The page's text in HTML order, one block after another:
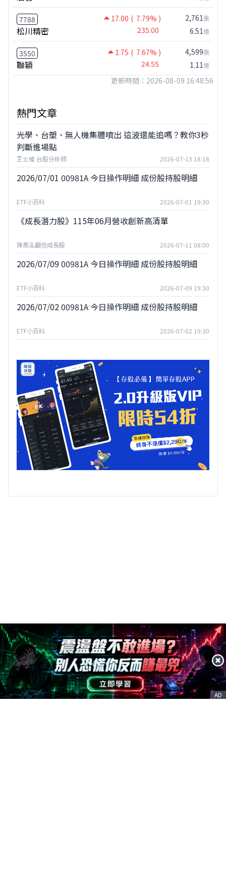
7788 17.00 ( 7.79% )
松川精密 235.00
2,761張
6.51億
3550 1.75 ( 7.67% )
聯穎 24.55
4,599張
1.11億
更新時間：2026-08-09 16:48:56
熱門文章
光學、台塑、無人機集體噴出 這波還能追嗎？教你3秒
判斷進場點
王士維 台股分析師 2026-07-13 18:18
2026/07/01 00981A 今日操作明細 成份股持股明細
ETF小百科 2026-07-01 19:30
《成長潛力股》115年06月營收創新高清單
陳喬泓翻倍成長股 2026-07-11 08:00
2026/07/09 00981A 今日操作明細 成份股持股明細
ETF小百科 2026-07-09 19:30
2026/07/02 00981A 今日操作明細 成份股持股明細
ETF小百科 2026-07-02 19:30
AD